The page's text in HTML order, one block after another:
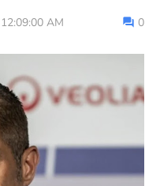
AM 0